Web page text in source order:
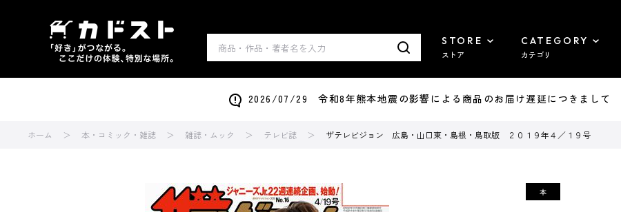
STORE
ストア
CATEGORY
カテゴリ
2026/07/29 令和8年熊本地震の影響による商品のお届け遅延につきまして
ホーム 本・コミック・雑誌 雑誌・ムック テレビ誌 ザテレビジョン 広島・山口東・島根・鳥取版 ２０１９年４／１９号